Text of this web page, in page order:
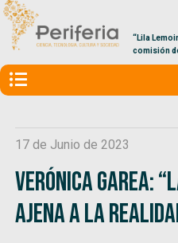
“Lila
comisión
17 de Junio de 2023
Verónica Garea:
ajena a la